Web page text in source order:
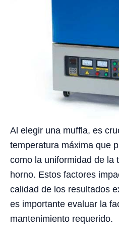
Al elegir una muffla, es
temperatura máxima que
como la uniformidad de la
horno. Estos factores
calidad de los resultados
es importante evaluar la
mantenimiento requerido.